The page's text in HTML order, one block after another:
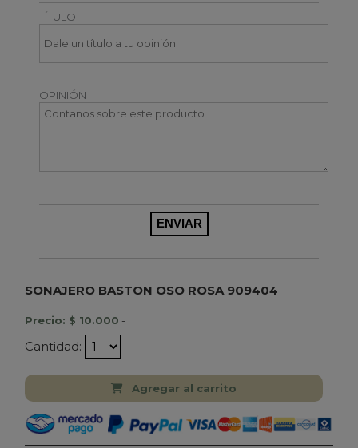
TÍTULO
OPINIÓN
SONAJERO BASTON OSO ROSA 909404
Precio: $ 10.000 -
Cantidad:
Agregar al carrito